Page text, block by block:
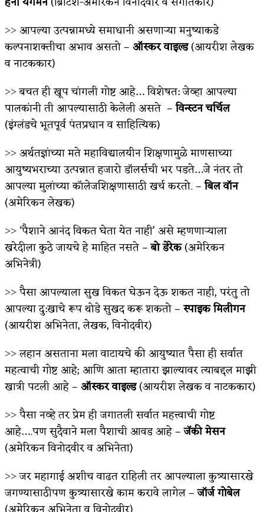
˃˃ आपल्या उत्पन्नामध्ये समाधानी असणाऱ्या मनुष्याकडे
कल्पनाशक्तीचा अभाव असतो –ऑस्कर वाइल्ड(आयरीश लेखक
व नाटककार)
˃˃ बचत ही खूप चांगली गोष्ट आहे… विशेषत: जेव्हा आपल्या
पालकांनी ती आपल्यासाठी केलेली असते –विन्स्टन चर्चिल
(इंग्लंडचे भूतपूर्व पंतप्रधान व साहित्यिक)
˃˃ अर्थतज्ञांच्या मते महाविद्यालयीन शिक्षणामुळे माणसाच्या
आयुष्यभराच्या उत्पन्नात हजारो डॉलर्सची भर पडते…जे नंतर तो
आपल्या मुलांच्या कॉलेजशिक्षणासाठी खर्च करतो. –बिल वॉन
(अमेरिकन लेखक)
˃˃ ‘पैशाने आनंद विकत घेता येत नाही’ असे म्हणणाऱ्याला
खरेदीला कुठे जायचे हे माहित नसते –बो डेरेक(अमेरिकन
अभिनेत्री)
˃˃ पैसा आपल्याला सुख विकत घेऊन देऊ शकत नाही, परंतु तो
आपल्या दु:खाचे रूप थोडे सुखद करू शकतो –स्पाइक मिलीगन
(आयरीश अभिनेता, लेखक, विनोदवीर)
˃˃ लहान असताना मला वाटायचे की आयुष्यात पैसा ही सर्वात
महत्वाची गोष्ट आहे; आणि आता म्हातारा झाल्यावर त्याबद्दल माझी
खात्री पटली आहे –ऑस्कर वाइल्ड(आयरीश लेखक व नाटककार)
˃˃ पैसा नव्हे तर प्रेम ही जगातली सर्वात महत्त्वाची गोष्ट
आहे….पण सुदैवाने मला पैशाची आवड आहे –जॅकी मेसन
(अमेरिकन विनोदवीर व अभिनेता)
˃˃ जर महागाई अशीच वाढत राहिली तर आपल्याला कुत्र्यासारखे
जगण्यासाठीपण कुत्र्यासारखे काम करावे लागेल –जॉर्ज गोबेल